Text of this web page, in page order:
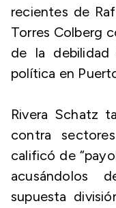
recientes de
Torres Colberg
de la debilidad
política en
Rivera Schatz
contra
calificó de
acusándolos
supuesta